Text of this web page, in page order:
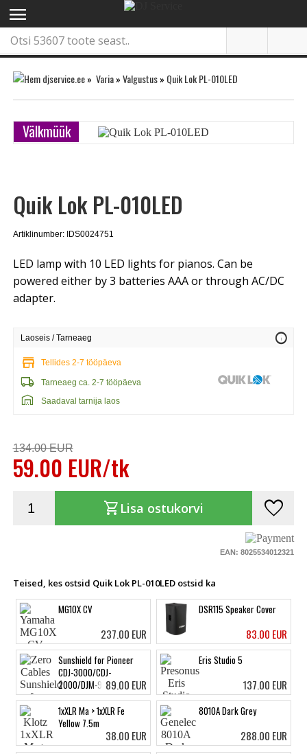
menu
» Varia»Valgustus» Quik Lok PL-010LED
Välkmüük
Quik Lok PL-010LED
Artiklinumber: IDS0024751
LED lamp with 10 LED lights for pianos. Can be
powered either by 3 batteries AAA or through AC/DC
adapter.
Laoseis / Tarneaeg info
store Tellides 2-7 tööpäeva
local_shipping Tarneaeg ca. 2-7 tööpäeva
warehouse Saadaval tarnija laos
134.00 EUR
59.00 EUR/tk
shopping_cart Lisa ostukorvi favorite
EAN: 8025534012321
Teised, kes ostsid Quik Lok PL-010LED ostsid ka
MG10X CV
237.00 EUR
DSR115 Speaker Cover
83.00 EUR
Sunshield for Pioneer
CDJ-3000/CDJ-
2000/DJM-90089.00 EUR
Eris Studio 5
137.00 EUR
1xXLR Ma > 1xXLR Fe
Yellow 7.5m
38.00 EUR
8010A Dark Grey
288.00 EUR